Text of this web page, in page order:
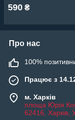
590 ₴
Про нас
100%
Працює з
м. Харків
площа Юрія
62416, Харків,